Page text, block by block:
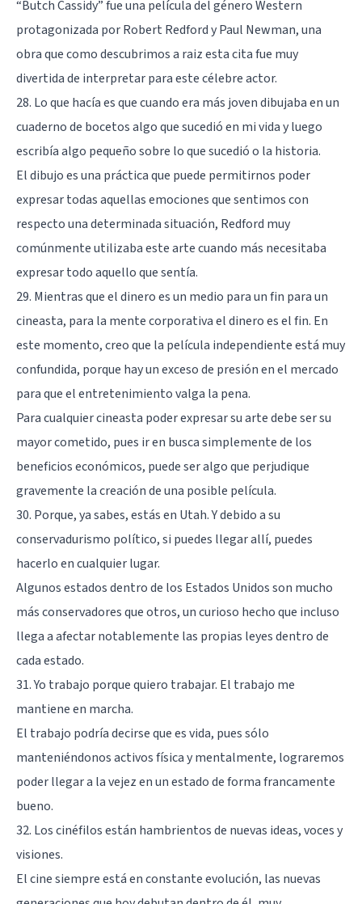
“Butch Cassidy” fue una película del género Western
protagonizada por Robert Redford y Paul Newman, una
obra que como descubrimos a raiz esta cita fue muy
divertida de interpretar para este célebre actor.
28. Lo que hacía es que cuando era más joven dibujaba en un
cuaderno de bocetos algo que sucedió en mi vida y luego
escribía algo pequeño sobre lo que sucedió o la historia.
El dibujo es una práctica que puede permitirnos poder
expresar todas aquellas emociones que sentimos con
respecto una determinada situación, Redford muy
comúnmente utilizaba este arte cuando más necesitaba
expresar todo aquello que sentía.
29. Mientras que el dinero es un medio para un fin para un
cineasta, para la mente corporativa el dinero es el fin. En
este momento, creo que la película independiente está muy
confundida, porque hay un exceso de presión en el mercado
para que el entretenimiento valga la pena.
Para cualquier cineasta poder expresar su arte debe ser su
mayor cometido, pues ir en busca simplemente de los
beneficios económicos, puede ser algo que perjudique
gravemente la creación de una posible película.
30. Porque, ya sabes, estás en Utah. Y debido a su
conservadurismo político, si puedes llegar allí, puedes
hacerlo en cualquier lugar.
Algunos estados dentro de los Estados Unidos son mucho
más conservadores que otros, un curioso hecho que incluso
llega a afectar notablemente las propias leyes dentro de
cada estado.
31. Yo trabajo porque quiero trabajar. El trabajo me
mantiene en marcha.
El trabajo podría decirse que es vida, pues sólo
manteniéndonos activos física y mentalmente, lograremos
poder llegar a la vejez en un estado de forma francamente
bueno.
32. Los cinéfilos están hambrientos de nuevas ideas, voces y
visiones.
El cine siempre está en constante evolución, las nuevas